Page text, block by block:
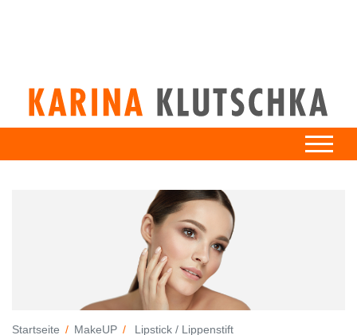
Startseite MakeUP
Lipstick / Lippenstift